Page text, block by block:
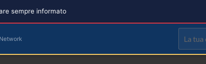
sempre informato
Network